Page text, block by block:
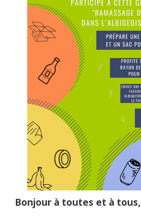
Bonjour à toutes et à tous,